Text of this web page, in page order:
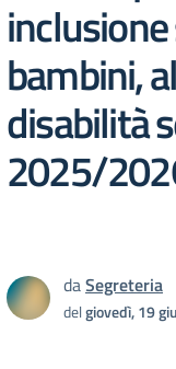
bambini,
disabilità
2025/
daSegreteria
delgiovedì, 19